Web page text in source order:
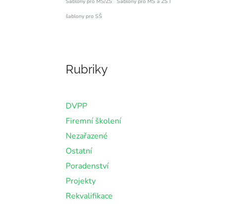
šablony pro SŠ
Rubriky
DVPP
Firemní školení
Nezařazené
Ostatní
Poradenství
Projekty
Rekvalifikace